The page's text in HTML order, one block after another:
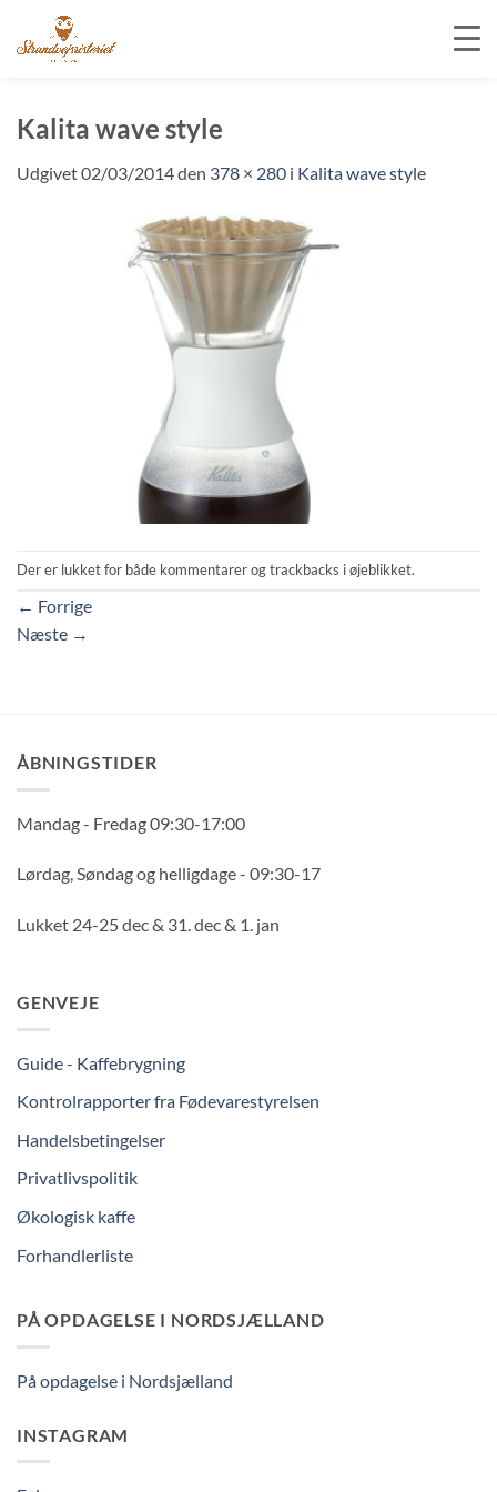
indhold
Kalita wave style
Udgivet02/03/2014den 378 × 280 i Kalita wave style
Der er lukket for både kommentarer og trackbacks i øjeblikket.
← Forrige
Næste →
ÅBNINGSTIDER
Mandag - Fredag 09:30-17:00
Lørdag, Søndag og helligdage - 09:30-17
Lukket 24-25 dec & 31. dec & 1. jan
GENVEJE
Guide - Kaffebrygning
Kontrolrapporter fra Fødevarestyrelsen
Handelsbetingelser
Privatlivspolitik
Økologisk kaffe
Forhandlerliste
PÅ OPDAGELSE I NORDSJÆLLAND
På opdagelse i Nordsjælland
INSTAGRAM